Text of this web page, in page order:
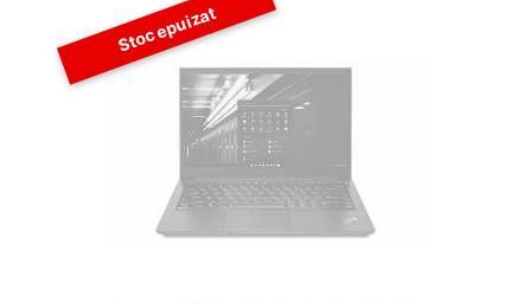
Stoc epuizat